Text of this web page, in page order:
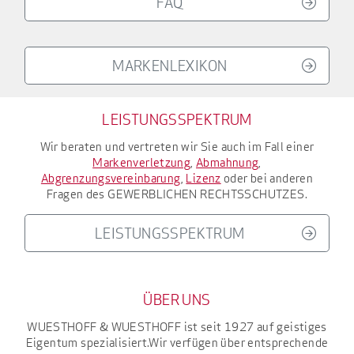
MARKENLEXIKON
LEISTUNGSSPEKTRUM
Wir beraten und vertreten wir Sie auch im Fall einer
Markenverletzung ,Abmahnung
Abgrenzungsvereinbarung Lizenz oder bei anderen
Fragen des GEWERBLICHEN RECHTSSCHUTZES.
LEISTUNGSSPEKTRUM
ÜBER UNS
WUESTHOFF & WUESTHOFF ist seit 1927 auf geistiges
Eigentum spezialisiert.Wir verfügen über entsprechende